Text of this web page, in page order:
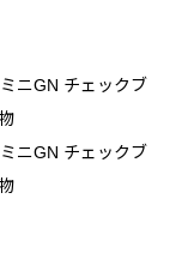
ニGN チェックブ
ニGN チェックブ